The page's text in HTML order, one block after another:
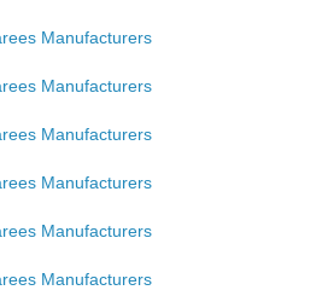
Manufacturers
Manufacturers
Manufacturers
Manufacturers
Manufacturers
Manufacturers